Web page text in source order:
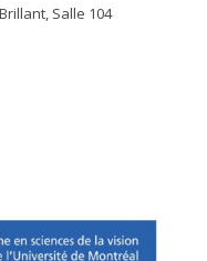
Salle 104